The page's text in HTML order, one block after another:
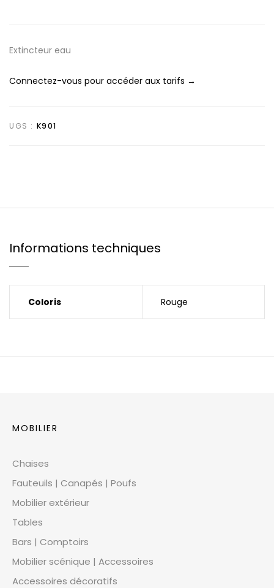
Extincteur eau
Connectez-vous pour accéder aux tarifs →
UGS : K901
Informations techniques
Coloris Rouge
MOBILIER
Chaises
Fauteuils | Canapés | Poufs
Mobilier extérieur
Tables
Bars | Comptoirs
Mobilier scénique | Accessoires
Accessoires décoratifs